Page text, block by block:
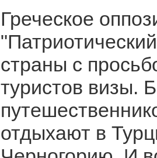
Греческое
страны с
туристов визы.
отдыхают в